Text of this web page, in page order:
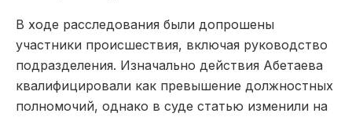
В ходе расследования были допрошены
участники происшествия, включая руководство
подразделения. Изначально действия Абетаева
квалифицировали как превышение должностных
полномочий, однако в суде статью изменили на